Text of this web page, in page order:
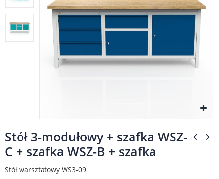
Stół 3-modułowy + szafka WSZ-
C + szafka WSZ-B + szafka
Stół warsztatowy WS3-09